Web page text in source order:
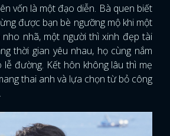
vốn là một đạo diễn. Bà quen biết
được bạn bè ngưỡng mộ khi một
nhã, một người thì xinh đẹp tài
thời gian yêu nhau, họ cùng nắm
đường. Kết hôn không lâu thì mẹ
thai anh và lựa chọn từ bỏ công